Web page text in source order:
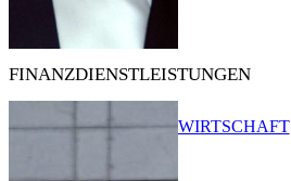
FINANZDIENSTLEISTUNGEN
WIRTSCHAFT